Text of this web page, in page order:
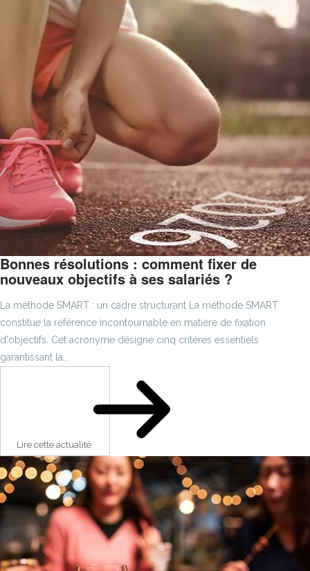
Bonnes résolutions : comment fixer de
nouveaux objectifs à ses salariés ?
La méthode SMART : un cadre structurant La méthode SMART
constitue la référence incontournable en matière de fixation
d'objectifs. Cet acronyme désigne cinq critères essentiels
garantissant la...
Lire cette actualité